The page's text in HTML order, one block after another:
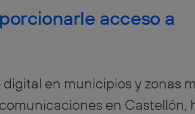
acceso a
en municipios y zonas
en Castellón,